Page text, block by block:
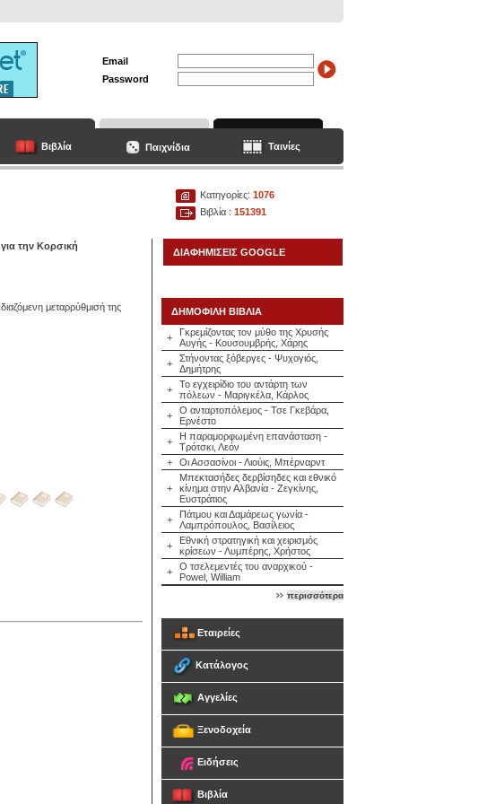
Email
Password
Βιβλία Παιχνίδια Ταινίες
Κατηγορίες: 1076
Βιβλία : 151391
την Κορσική
μεταρρύθμισή της
ΔΙΑΦΗΜΙΣΕΙΣ GOOGLE
ΔΗΜΟΦΙΛΗ ΒΙΒΛΙΑ
+
Γκρεμίζοντας τον μύθο της Χρυσής
Αυγής - Κουσουμβρής, Χάρης
+
Στήνοντας ξόβεργες - Ψυχογιός,
Δημήτρης
+
Το εγχειρίδιο του αντάρτη των
πόλεων - Μαριγκέλα, Κάρλος
+
Ο ανταρτοπόλεμος - Τσε Γκεβάρα,
Ερνέστο
+
Η παραμορφωμένη επανάσταση -
Τρότσκι, Λεόν
+
Οι Ασσασίνοι - Λιούις, Μπέρναρντ
+
Μπεκτασήδες δερβίσηδες και εθνικό
κίνημα στην Αλβανία - Ζεγκίνης,
Ευστράτιος
+
Πάτμου και Δαμάρεως γωνία -
Λαμπρόπουλος, Βασίλειος
+
Εθνική στρατηγική και χειρισμός
κρίσεων - Λυμπέρης, Χρήστος
+
Ο τσελεμεντές του αναρχικού -
Powel, William
περισσότερα
Εταιρείες
Κατάλογος
Αγγελίες
Ξενοδοχεία
Ειδήσεις
Βιβλία